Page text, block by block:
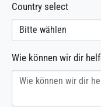
Country select
Wie können wir dir